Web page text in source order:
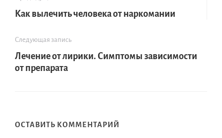
Как вылечить человека от наркомании
Следующая запись
Лечение от лирики. Симптомы зависимости
от препарата
ОСТАВИТЬ КОММЕНТАРИЙ